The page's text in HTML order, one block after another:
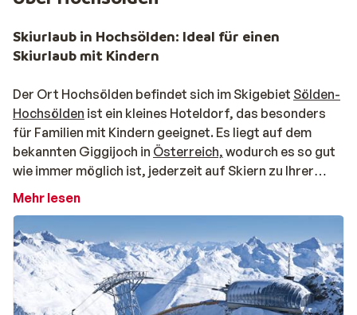
Skiurlaub in Hochsölden: Ideal für einen
Skiurlaub mit Kindern
Der Ort Hochsölden befindet sich im Skigebiet Sölden-
Hochsölden ist ein kleines Hoteldorf, das besonders
für Familien mit Kindern geeignet. Es liegt auf dem
bekannten Giggijoch in Österreich, wodurch es so gut
wie immer möglich ist, jederzeit auf Skiern zu Ihrer
Unterkunft zu gelangen. Sie können das Dörfchen auch
fährt regelmäßig ein Bus zwischen Sölden und
Hochsölden (ca. 9 km).
Skifahren in Hochsölden: Für Wintersportfanatiker
Dadurch, dass das Dorf fast ausschließlich aus Hotels
Mehr lesen